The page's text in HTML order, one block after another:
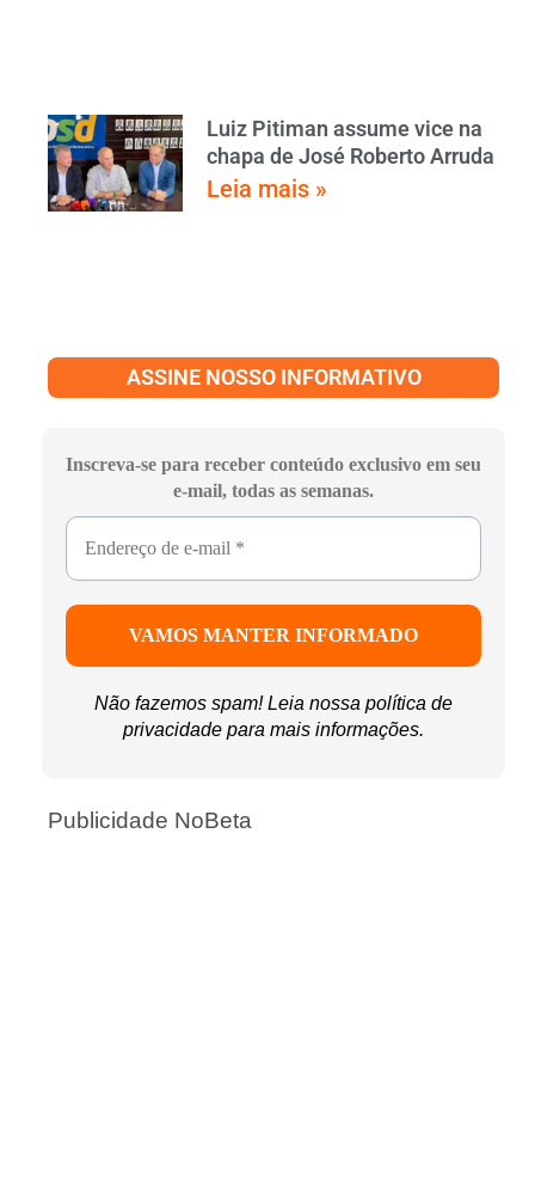
Luiz Pitiman assume vice na
chapa de José Roberto Arruda
Leia mais »
ASSINE NOSSO INFORMATIVO
Inscreva-se para receber conteúdo exclusivo em seu
e-mail, todas as semanas.
Não fazemos spam! Leia nossa política de
privacidade para mais informações.
Publicidade NoBeta